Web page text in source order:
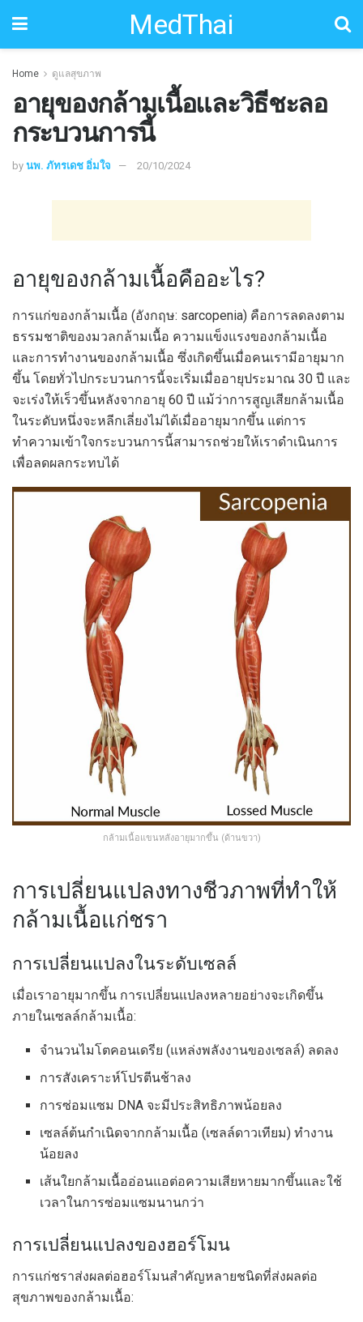
MedThai
Home ดูแลสุขภาพ
อายุของกล้ามเนื้อและวิธีชะลอ
กระบวนการนี้
by นพ. ภัทรเดช อิ่มใจ 20/10/2024
อายุของกล้ามเนื้อคืออะไร?
การแก่ของกล้ามเนื้อ (อังกฤษ: sarcopenia) คือการลดลงตาม
ธรรมชาติของมวลกล้ามเนื้อ ความแข็งแรงของกล้ามเนื้อ
และการทำงานของกล้ามเนื้อ ซึ่งเกิดขึ้นเมื่อคนเรามีอายุมาก
ขึ้น โดยทั่วไปกระบวนการนี้จะเริ่มเมื่ออายุประมาณ 30 ปี และ
จะเร่งให้เร็วขึ้นหลังจากอายุ 60 ปี แม้ว่าการสูญเสียกล้ามเนื้อ
ในระดับหนึ่งจะหลีกเลี่ยงไม่ได้เมื่ออายุมากขึ้น แต่การ
ทำความเข้าใจกระบวนการนี้สามารถช่วยให้เราดำเนินการ
เพื่อลดผลกระทบได้
กล้ามเนื้อแขนหลังอายุมากขึ้น (ด้านขวา)
การเปลี่ยนแปลงทางชีวภาพที่ทำให้
กล้ามเนื้อแก่ชรา
การเปลี่ยนแปลงในระดับเซลล์
เมื่อเราอายุมากขึ้น การเปลี่ยนแปลงหลายอย่างจะเกิดขึ้น
ภายในเซลล์กล้ามเนื้อ:
จำนวนไมโตคอนเดรีย (แหล่งพลังงานของเซลล์) ลดลง
การสังเคราะห์โปรตีนช้าลง
การซ่อมแซม DNA จะมีประสิทธิภาพน้อยลง
เซลล์ต้นกำเนิดจากกล้ามเนื้อ (เซลล์ดาวเทียม) ทำงาน
น้อยลง
เส้นใยกล้ามเนื้ออ่อนแอต่อความเสียหายมากขึ้นและใช้
เวลาในการซ่อมแซมนานกว่า
การเปลี่ยนแปลงของฮอร์โมน
การแก่ชราส่งผลต่อฮอร์โมนสำคัญหลายชนิดที่ส่งผลต่อ
สุขภาพของกล้ามเนื้อ: